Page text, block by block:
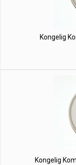
Kongelig
Kongelig